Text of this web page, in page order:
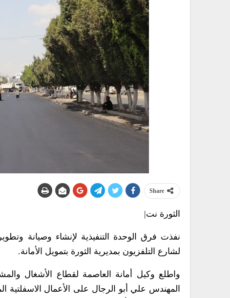
Share
الثورة نت|
نفذت فرق الوحدة التنفيذية لإنشاء وصيانة
لشارع التلفزيون بمديرية الثورة بتمويل الأمانة.
واطلع وكيل أمانة العاصمة لقطاع الأشغال